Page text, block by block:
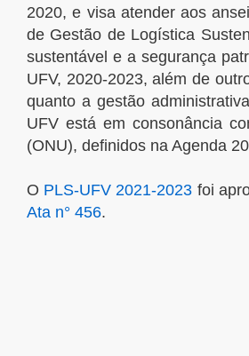
2020, e visa atender aos
de Gestão de Logística
sustentável e a segurança
UFV, 2020-2023, além de
quanto a gestão
UFV está em consonância
(ONU), definidos na Agenda
O PLS-UFV 2021-2023 foi
Ata n° 456.